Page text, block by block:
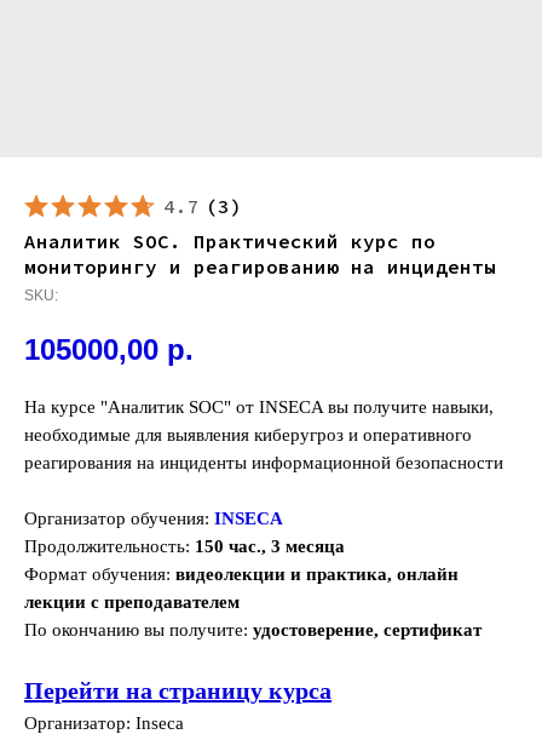
4.7 (3 )
Аналитик SOC. Практический курс по
мониторингу и реагированию на инциденты
SKU:
105000,00 р.
На курсе "Аналитик SOC" от INSECA вы получите навыки,
необходимые для выявления киберугроз и оперативного
реагирования на инциденты информационной безопасности
Организатор обучения: INSECA
Продолжительность: 150 час., 3 месяца
Формат обучения: видеолекции и практика, онлайн
лекции с преподавателем
По окончанию вы получите: удостоверение, сертификат
Перейти на страницу курса
Организатор: Inseca